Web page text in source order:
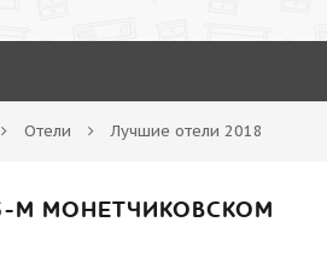
Отели Лучшие отели 2018
М МОНЕТЧИКОВСКОМ